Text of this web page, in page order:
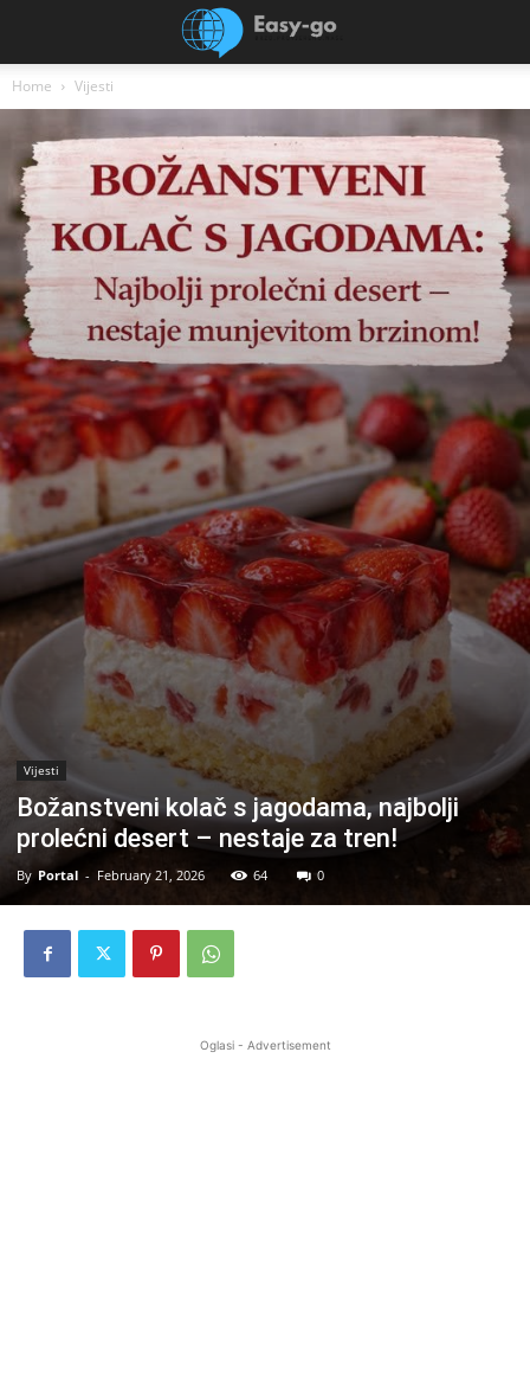
Home Vijesti
Vijesti
Božanstveni kolač s jagodama, najbolji
prolećni desert – nestaje za tren!
By Portal - February 21, 2026 64 0
Oglasi - Advertisement